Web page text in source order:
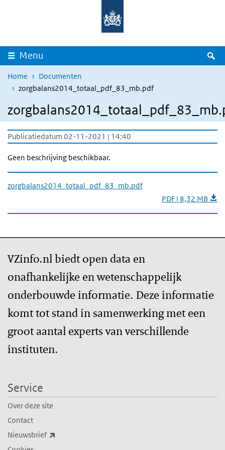
Overslaan en naar de inhoud gaan
Menu
Home
Documenten
zorgbalans2014_totaal_pdf_83_mb.pdf
Publicatiedatum 02-11-2021 | 14:40
Geen beschrijving beschikbaar.
zorgbalans2014_totaal_pdf_83_mb.pdf
PDF | 8,32 MB
VZinfo.nl biedt open data en
onafhankelijke en wetenschappelijk
onderbouwde informatie. Deze informatie
komt tot stand in samenwerking met een
groot aantal experts van verschillende
instituten.
Service
Over deze site
Contact
Nieuwsbrief